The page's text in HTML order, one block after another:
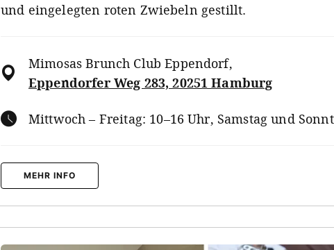
und eingelegten roten Zwiebeln gestillt.
Mimosas Brunch Club Eppendorf,
Eppendorfer Weg 283, 20251 Hamburg
Mittwoch – Freitag: 10–16 Uhr, Samstag und
MEHR INFO